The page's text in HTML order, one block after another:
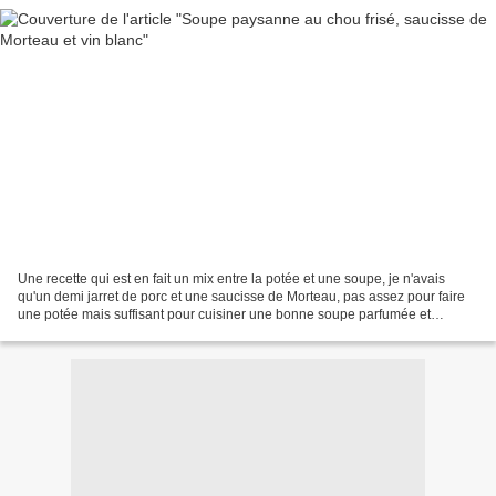
Une recette qui est en fait un mix entre la potée et une soupe, je n'avais
qu'un demi jarret de porc et une saucisse de Morteau, pas assez pour faire
une potée mais suffisant pour cuisiner une bonne soupe parfumée et